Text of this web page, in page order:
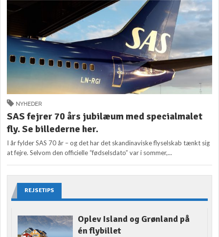
NYHEDER
SAS fejrer 70 års jubilæum med specialmalet
fly. Se billederne her.
I år fylder SAS 70 år – og det har det skandinaviske flyselskab tænkt sig
at fejre. Selvom den officielle “fødselsdato” var i sommer,...
REJSETIPS
Oplev Island og Grønland på
én flybillet